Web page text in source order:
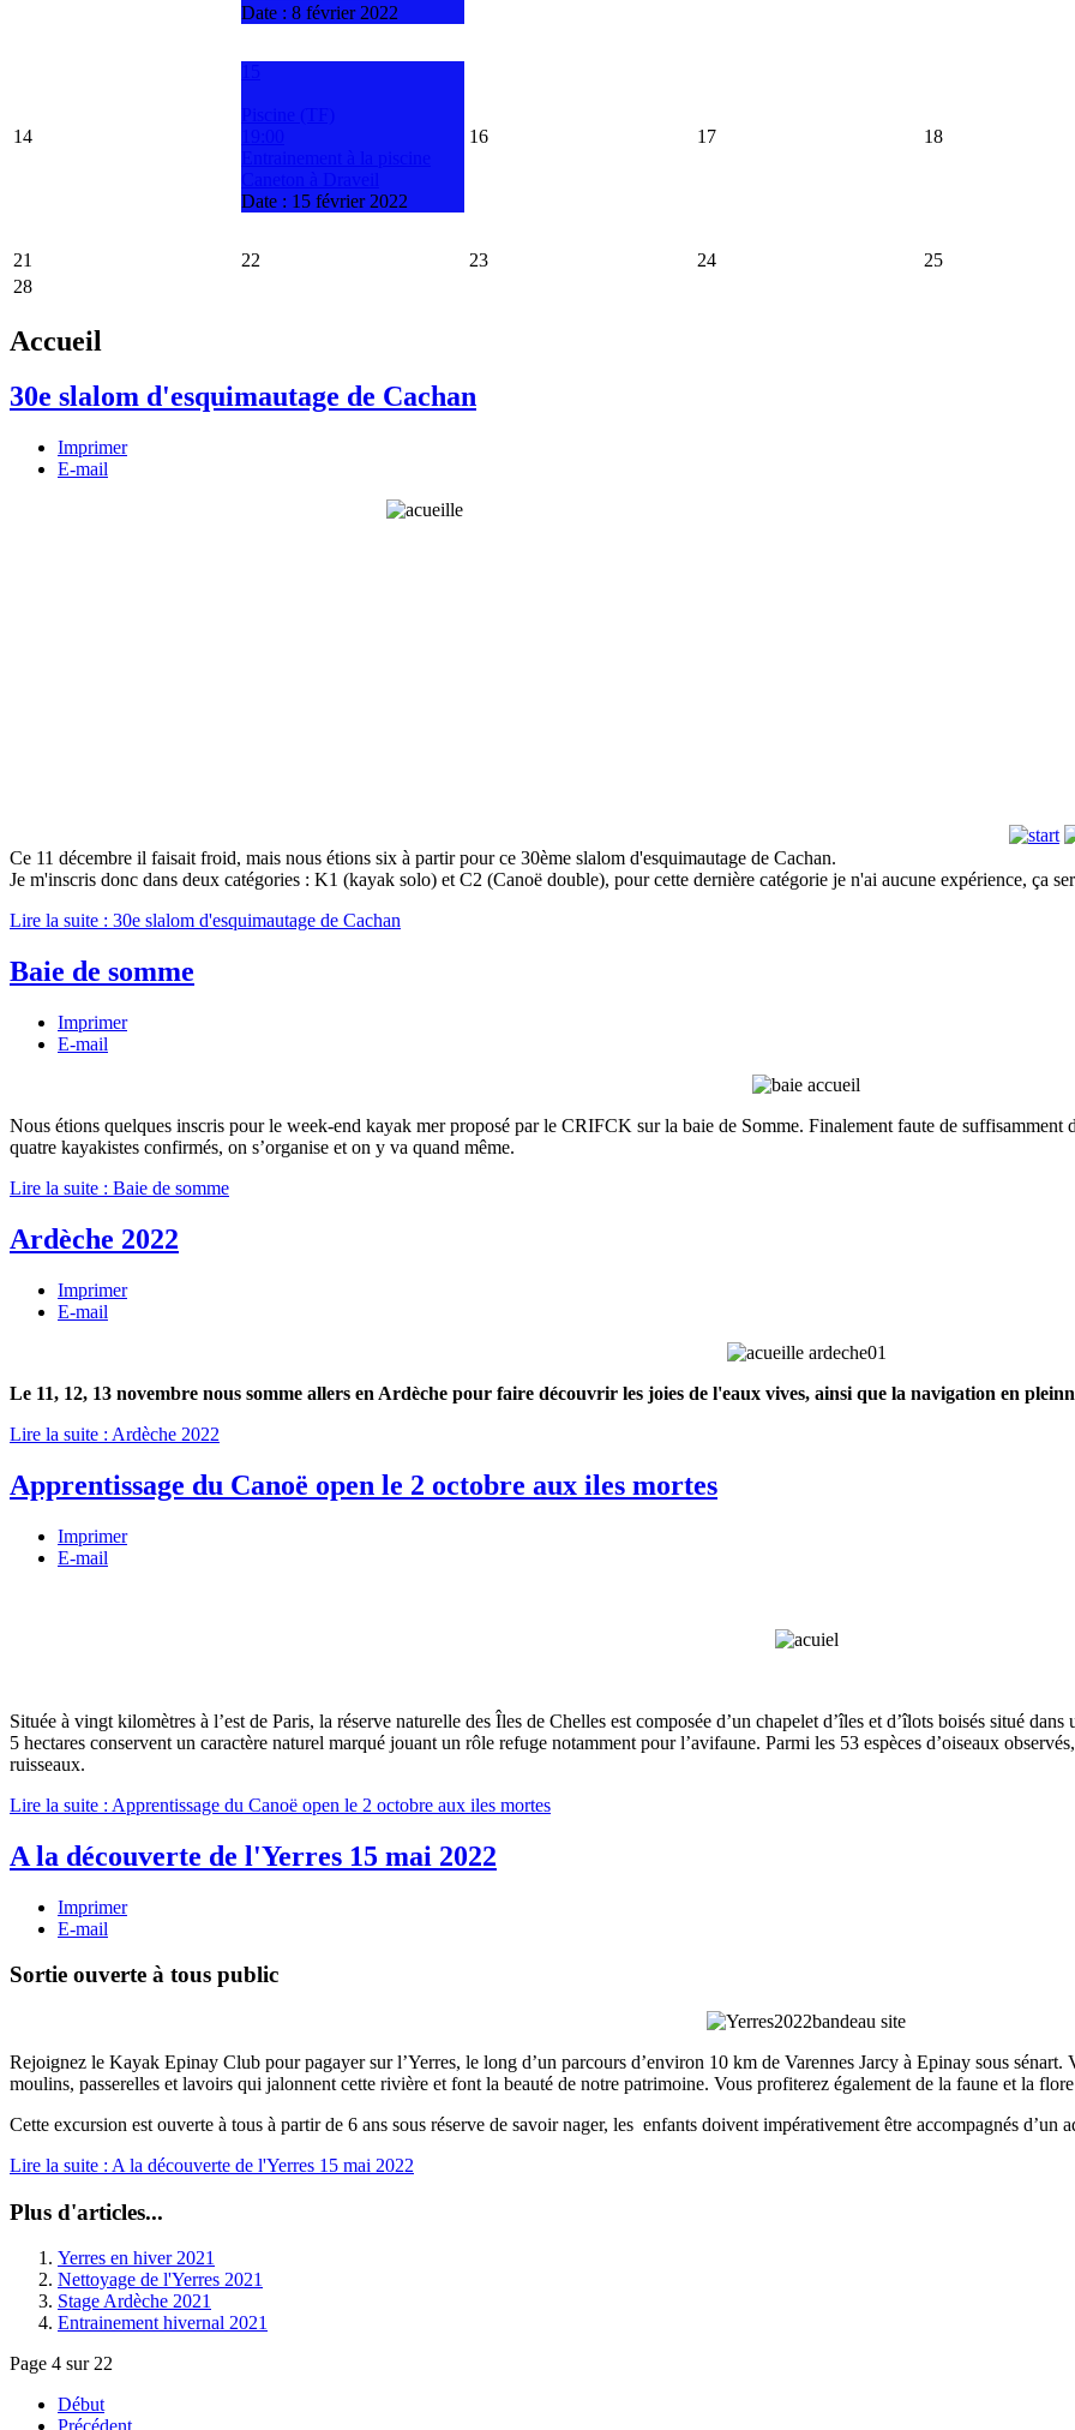
Date : 8 février 2022
14
Date : 15 février 2022
16 17 18
21 22 23 24
25
28
Accueil
30e slalom d'esquimautage de Cachan
Imprimer
E-mail
Ce 11 décembre il faisait froid, mais nous étions six à partir pour ce 30ème slalom d'esquimautage de Cachan.
Je m'inscris donc dans deux catégories : K1 (kayak solo) et C2 (Canoë double), pour cette dernière catégorie je n'ai aucune expérience, ça
Lire la suite : 30e slalom d'esquimautage de Cachan
Baie de somme
Imprimer
E-mail
Nous étions quelques inscris pour le week-end kayak mer proposé par le CRIFCK sur la baie de Somme. Finalement faute de suffisamment
quatre kayakistes confirmés, on s’organise et on y va quand même.
Lire la suite : Baie de somme
Ardèche 2022
Imprimer
E-mail
Le 11, 12, 13 novembre nous somme allers en Ardèche pour faire découvrir les joies de l'eaux vives, ainsi que la navigation en
Lire la suite : Ardèche 2022
Apprentissage du Canoë open le 2 octobre aux iles mortes
Imprimer
E-mail
Située à vingt kilomètres à l’est de Paris, la réserve naturelle des Îles de Chelles est composée d’un chapelet d’îles et d’îlots boisés situé
5 hectares conservent un caractère naturel marqué jouant un rôle refuge notamment pour l’avifaune. Parmi les 53 espèces d’oiseaux
ruisseaux.
Lire la suite : Apprentissage du Canoë open le 2 octobre aux iles mortes
A la découverte de l'Yerres 15 mai 2022
Imprimer
E-mail
Sortie ouverte à tous public
Rejoignez le Kayak Epinay Club pour pagayer sur l’Yerres, le long d’un parcours d’environ 10 km de Varennes Jarcy à Epinay sous
moulins, passerelles et lavoirs qui jalonnent cette rivière et font la beauté de notre patrimoine. Vous profiterez également de la faune et la
Cette excursion est ouverte à tous à partir de 6 ans sous réserve de savoir nager, les enfants doivent impérativement être accompagnés d’un
Lire la suite : A la découverte de l'Yerres 15 mai 2022
Plus d'articles...
Yerres en hiver 2021
Nettoyage de l'Yerres 2021
Stage Ardèche 2021
Entrainement hivernal 2021
Page 4 sur 22
Début